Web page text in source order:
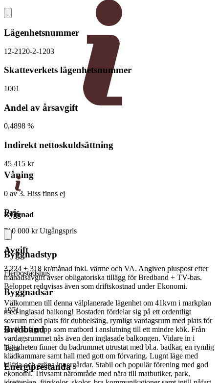
Våning
0 av 3. Hiss finns ej
Pris
710 000 kr Utgångspris
Avgift
3 224 + 318 kr/månad inkl. värme och VA. Angiven pluspost efter
månadsavgift avser obligatoriska tillägg för Bredband + TV-bas.
Beloppet redovisas även som driftskostnad under Ekonomi.
Välkommen till denna välplanerade lägenhet om 41kvm i markplan
med inglasad balkong! Bostaden fördelar sig på ett ordentligt
sovrum med plats för dubbelsäng, rymligt vardagsrum med plats för
såväl soffgrupp som matbord i anslutning till ett mindre kök. Från
vardagsrummet nås även den inglasade balkongen. Vidare in i
lägenheten finner du badrummet utrustat med bl.a. badkar, en rymlig
klädkammare samt hall med gott om förvaring. Lugnt läge med
bilfria och gröna innergårdar. Stabil och populär förening med god
ekonomi. Trivsamt närområde med nära till matbutiker, park,
Lägenhetsnummer
12-2120-2-1203
Skatteverkets lägenhetsnummer
1001
Andel av årsavgift
0,4898 %
Indirekt nettoskuldsättning
45 415 kr
Byggnad
Byggnadstyp
Flerbostadshus
Byggnadsår
1971
Bredband
Telia
Energiprestanda